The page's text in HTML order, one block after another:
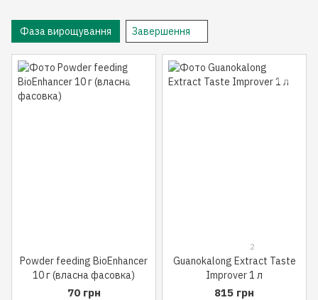
Фаза вирощування Завершення
Powder feeding BioEnhancer
10 г (власна фасовка)
70 грн
2
Guanokalong Extract Taste
Improver 1 л
815 грн